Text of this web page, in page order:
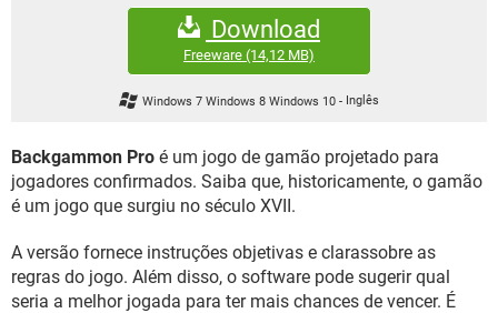
EXCEL
GMAIL
FACEBOOK
EXCEL
GMAIL
WHATSAPP
INSTAGRAM GMAIL
GUIA DE COMPRAS
Download
Freeware (14,12 MB)
Windows 7 Windows 8 Windows 10 - Inglês
Backgammon Pro é um jogo de gamão projetado para
jogadores confirmados. Saiba que, historicamente, o gamão
é um jogo que surgiu no século XVII.
A versão fornece instruções objetivas e clarassobre as
regras do jogo. Além disso, o software pode sugerir qual
seria a melhor jogada para ter mais chances de vencer. É